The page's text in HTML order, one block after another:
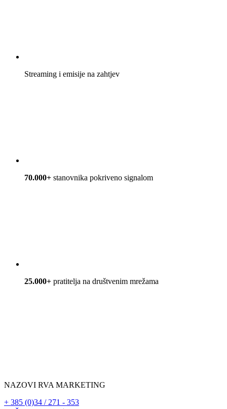
Streaming i emisije na zahtjev
70.000+ stanovnika pokriveno signalom
25.000+ pratitelja na društvenim mrežama
NAZOVI RVA MARKETING
+ 385 (0)34 / 271 - 353